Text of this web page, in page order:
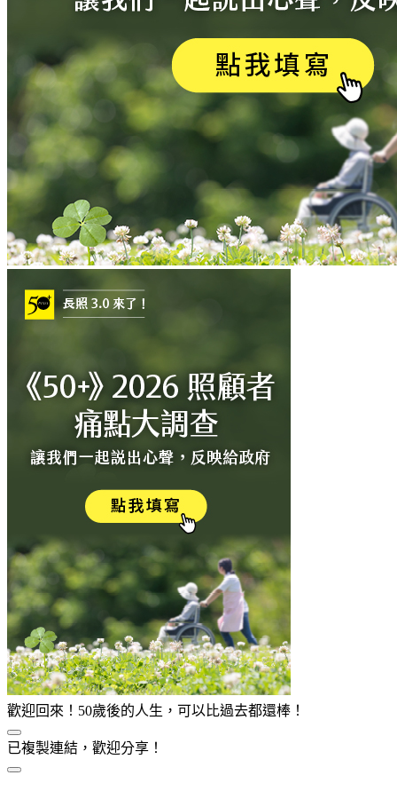
歡迎回來！50歲後的人生，可以比過去都還棒！
已複製連結，歡迎分享！